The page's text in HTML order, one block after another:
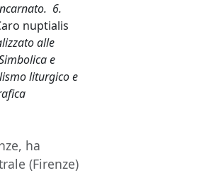
6.
nuptialis
alle
e
liturgico e
ha
(Firenze)